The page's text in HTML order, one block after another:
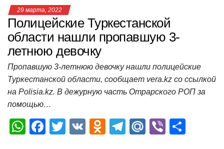
29 марта, 2022
Полицейские Туркестанской
области нашли пропавшую 3-
летнюю девочку
Пропавшую 3-летнюю девочку нашли полицейские
Туркестанской области, сообщает vera.kz со ссылкой
на Polisia.kz. В дежурную часть Отрарского РОП за
помощью…
W
F
T
V
O
T
M
Vi